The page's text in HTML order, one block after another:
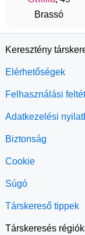
Brassó
Keresztény
Elérhetőségek
Felhasználási
Adatkezelési
Biztonság
Cookie
Súgó
Társkereső tippek
Társkeresés